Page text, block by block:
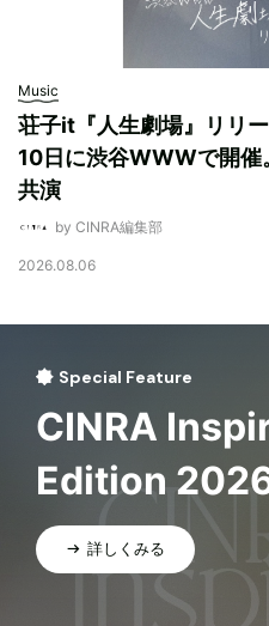
Music
荘子it『人生劇場』リリ
10日に渋谷WWWで開
共演
by CINRA編集部
2026.08.06
Special Feature
CINRA
Edition
詳しくみる